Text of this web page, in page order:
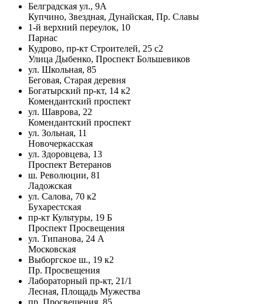
Белградская ул., 9А
Купчино, Звездная, Дунайская, Пр. Славы
1-й верхний переулок, 10
Парнас
Кудрово, пр-кт Строителей, 25 с2
Улица Дыбенко, Проспект Большевиков
ул. Школьная, 85
Беговая, Старая деревня
Богатырский пр-кт, 14 к2
Комендантский проспект
ул. Шаврова, 22
Комендантский проспект
ул. Зольная, 11
Новочеркасская
ул. Здоровцева, 13
Проспект Ветеранов
ш. Революции, 81
Ладожская
ул. Салова, 70 к2
Бухарестская
пр-кт Культуры, 19 Б
Проспект Просвещения
ул. Типанова, 24 А
Московская
Выборгское ш., 19 к2
Пр. Просвещения
Лабораторный пр-кт, 21/1
Лесная, Площадь Мужества
пр. Просвещения, 85